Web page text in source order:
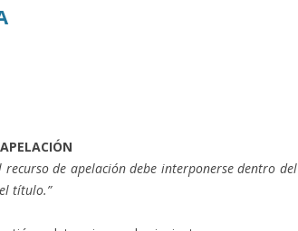
de apelación debe interponerse dentro del
título.”